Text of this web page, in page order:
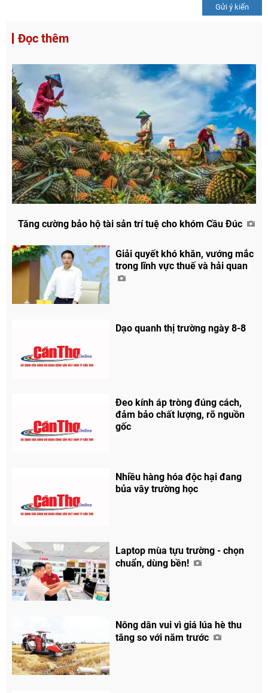
Gửi ý kiến
Đọc thêm
Tăng cường bảo hộ tài sản trí tuệ cho khóm Cầu Đúc
Giải quyết khó khăn, vướng mắc
trong lĩnh vực thuế và hải quan
Dạo quanh thị trường ngày 8-8
Đeo kính áp tròng đúng cách,
đảm bảo chất lượng, rõ nguồn
gốc
Nhiều hàng hóa độc hại đang
bủa vây trường học
Laptop mùa tựu trường - chọn
chuẩn, dùng bền!
Nông dân vui vì giá lúa hè thu
tăng so với năm trước